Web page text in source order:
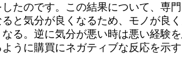
したのです。この結果について、専
と気分が良くなるため、モノが良
る。逆に気分が悪い時は悪い経験
うに購買にネガティブな反応を示